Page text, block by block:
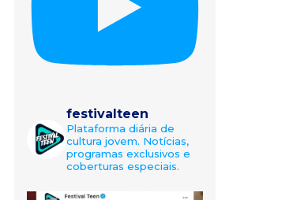
festivalteen
Plataforma diária de
cultura jovem. Notícias,
programas exclusivos e
coberturas especiais.